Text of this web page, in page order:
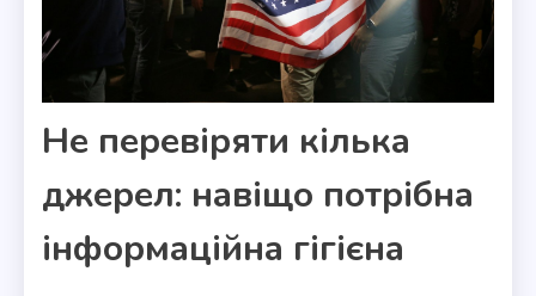
Не перевіряти кілька
джерел: навіщо потрібна
інформаційна гігієна